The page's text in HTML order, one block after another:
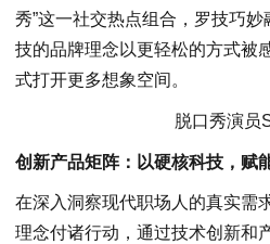
秀”这一社交热点组合，罗技巧
技的品牌理念以更轻松的方式被
式打开更多想象空间。
脱口秀演员
创新产品矩阵：以硬核科技，赋
在深入洞察现代职场人的真实需
理念付诸行动，通过技术创新和